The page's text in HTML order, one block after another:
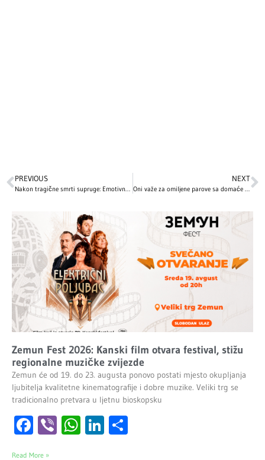
PREVIOUS NEXT
Zemun Fest 2026: Kanski film otvara festival, stižu
regionalne muzičke zvijezde
Zemun će od 19. do 23. augusta ponovo postati mjesto okupljanja
ljubitelja kvalitetne kinematografije i dobre muzike. Veliki trg se
tradicionalno pretvara u ljetnu bioskopsku
Facebook
ViberWhatsApp
LinkedIn
Read More »